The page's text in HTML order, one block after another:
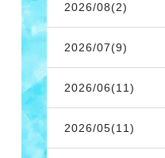
2026/08(2)
2026/07(9)
2026/06(11)
2026/05(11)